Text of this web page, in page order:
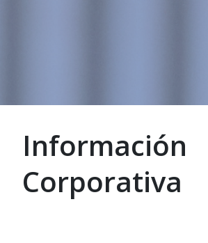
Información
Corporativa